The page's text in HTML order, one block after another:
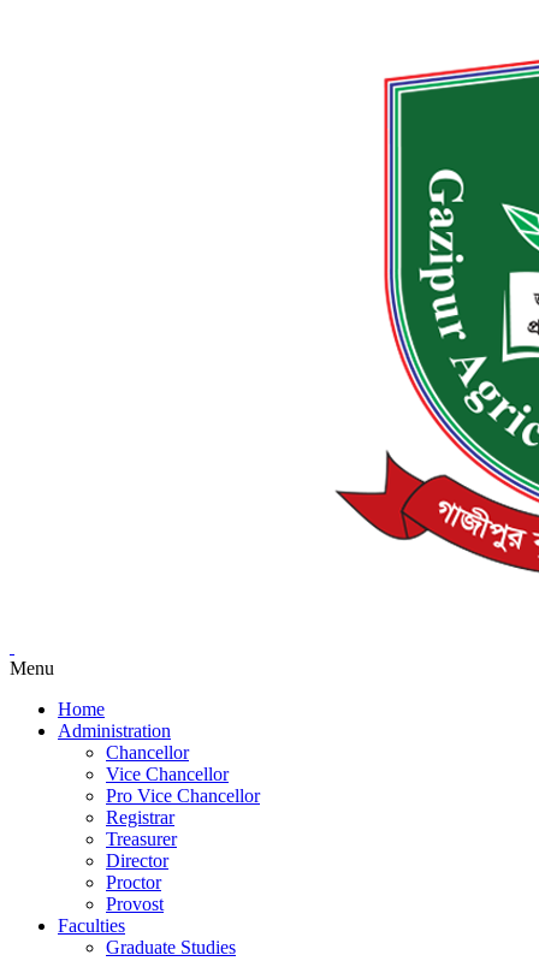
Menu
Home
Administration
Chancellor
Vice Chancellor
Pro Vice Chancellor
Registrar
Treasurer
Director
Proctor
Provost
Faculties
Graduate Studies